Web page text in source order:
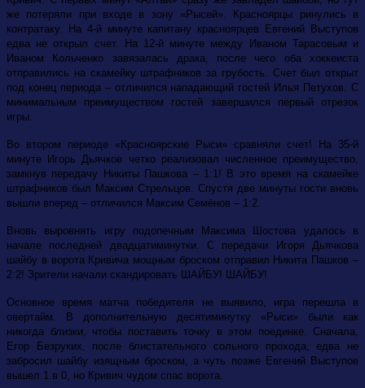
же потеряли при входе в зону «Рысей». Красноярцы ринулись в
контратаку. На 4-й минуте капитану красноярцев Евгений Выступов
едва не открыл счет. На 12-й минуте между Иваном Тарасовым и
Иваном Кольченко завязалась драка, после чего оба хоккеиста
отправились на скамейку штрафников за грубость. Счет был открыт
под конец периода – отличился нападающий гостей Илья Петухов. С
минимальным преимуществом гостей завершился первый отрезок
игры.
Во втором периоде «Красноярские Рыси» сравняли счет! На 35-й
минуте Игорь Дьячков четко реализовал численное преимущество,
замкнув передачу Никиты Пашкова – 1:1! В это время на скамейке
штрафников был Максим Стрельцов. Спустя две минуты гости вновь
вышли вперед – отличился Максим Семёнов – 1:2.
Вновь выровнять игру подопечным Максима Шостова удалось в
начале последней двадцатиминутки. С передачи Игоря Дьячкова
шайбу в ворота Кривича мощным броском отправил Никита Пашков –
2:2! Зрители начали скандировать ШАЙБУ! ШАЙБУ!
Основное время матча победителя не выявило, игра перешла в
овертайм. В дополнительную десятиминутку «Рыси» были как
никогда близки, чтобы поставить точку в этом поединке. Сначала,
Егор Безруких, после блистательного сольного прохода, едва не
забросил шайбу изящным броском, а чуть позже Евгений Выступов
вышел 1 в 0, но Кривич чудом спас ворота.